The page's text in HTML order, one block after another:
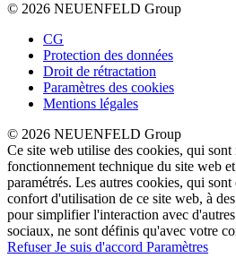
© 2026 NEUENFELD Group
CG
Protection des données
Droit de rétractation
Paramètres des cookies
Mentions légales
© 2026 NEUENFELD Group
Ce site web utilise des cookies, qui sont
fonctionnement technique du site web
paramétrés. Les autres cookies, qui
confort d'utilisation de ce site web, à
pour simplifier l'interaction avec
sociaux, ne sont définis qu'avec votre
RefuserJe suis d'accord Paramètres